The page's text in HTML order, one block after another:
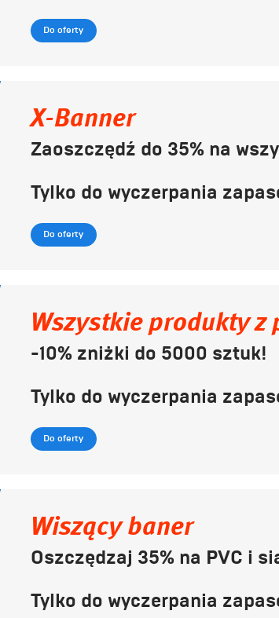
Do oferty
X-Banner
Zaoszczędź do 35% na
Tylko do wyczerpania
Do oferty
Wszystkie produkty z
-10% zniżki do 5000 sztuk!
Tylko do wyczerpania
Do oferty
Wiszący baner
Oszczędzaj 35% na PVC i
Tylko do wyczerpania